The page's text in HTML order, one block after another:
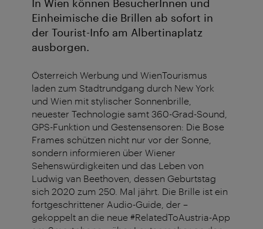
In Wien können BesucherInnen und
Einheimische die Brillen ab sofort in
der Tourist-Info am Albertinaplatz
ausborgen.
Österreich Werbung und WienTourismus
laden zum Stadtrundgang durch New York
und Wien mit stylischer Sonnenbrille,
neuester Technologie samt 360-Grad-Sound,
GPS-Funktion und Gestensensoren: Die Bose
Frames schützen nicht nur vor der Sonne,
sondern informieren über Wiener
Sehenswürdigkeiten und das Leben von
Ludwig van Beethoven, dessen Geburtstag
sich 2020 zum 250. Mal jährt. Die Brille ist ein
fortgeschrittener Audio-Guide, der –
gekoppelt an die neue #RelatedToAustria-App